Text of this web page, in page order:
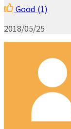
Good (1)
2018/05/25